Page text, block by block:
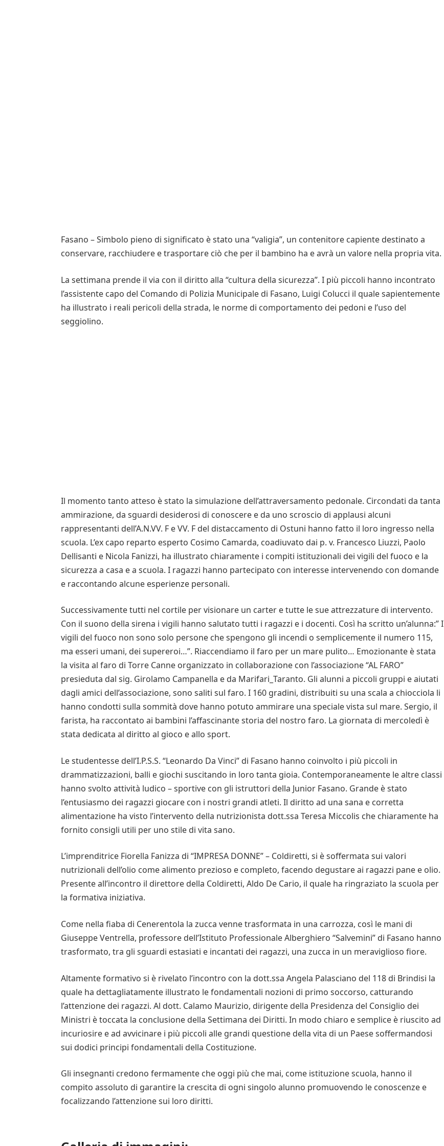
Fasano – Simbolo pieno di significato è stato una “valigia”, un contenitore capiente destinato a
conservare, racchiudere e trasportare ciò che per il bambino ha e avrà un valore nella propria vita.
La settimana prende il via con il diritto alla “cultura della sicurezza”. I più piccoli hanno incontrato
l’assistente capo del Comando di Polizia Municipale di Fasano, Luigi Colucci il quale sapientemente
ha illustrato i reali pericoli della strada, le norme di comportamento dei pedoni e l’uso del
seggiolino.
Il momento tanto atteso è stato la simulazione dell’attraversamento pedonale. Circondati da tanta
ammirazione, da sguardi desiderosi di conoscere e da uno scroscio di applausi alcuni
rappresentanti dell’A.N.VV. F e VV. F del distaccamento di Ostuni hanno fatto il loro ingresso nella
scuola. L’ex capo reparto esperto Cosimo Camarda, coadiuvato dai p. v. Francesco Liuzzi, Paolo
Dellisanti e Nicola Fanizzi, ha illustrato chiaramente i compiti istituzionali dei vigili del fuoco e la
sicurezza a casa e a scuola. I ragazzi hanno partecipato con interesse intervenendo con domande
e raccontando alcune esperienze personali.
Successivamente tutti nel cortile per visionare un carter e tutte le sue attrezzature di intervento.
Con il suono della sirena i vigili hanno salutato tutti i ragazzi e i docenti. Così ha scritto un’alunna:” I
vigili del fuoco non sono solo persone che spengono gli incendi o semplicemente il numero 115,
ma esseri umani, dei supereroi…”. Riaccendiamo il faro per un mare pulito… Emozionante è stata
la visita al faro di Torre Canne organizzato in collaborazione con l’associazione “AL FARO”
presieduta dal sig. Girolamo Campanella e da Marifari_Taranto. Gli alunni a piccoli gruppi e aiutati
dagli amici dell’associazione, sono saliti sul faro. I 160 gradini, distribuiti su una scala a chiocciola li
hanno condotti sulla sommità dove hanno potuto ammirare una speciale vista sul mare. Sergio, il
farista, ha raccontato ai bambini l’affascinante storia del nostro faro. La giornata di mercoledì è
stata dedicata al diritto al gioco e allo sport.
Le studentesse dell’I.P.S.S. “Leonardo Da Vinci” di Fasano hanno coinvolto i più piccoli in
drammatizzazioni, balli e giochi suscitando in loro tanta gioia. Contemporaneamente le altre classi
hanno svolto attività ludico – sportive con gli istruttori della Junior Fasano. Grande è stato
l’entusiasmo dei ragazzi giocare con i nostri grandi atleti. Il diritto ad una sana e corretta
alimentazione ha visto l’intervento della nutrizionista dott.ssa Teresa Miccolis che chiaramente ha
fornito consigli utili per uno stile di vita sano.
L’imprenditrice Fiorella Fanizza di “IMPRESA DONNE” – Coldiretti, si è soffermata sui valori
nutrizionali dell’olio come alimento prezioso e completo, facendo degustare ai ragazzi pane e olio.
Presente all’incontro il direttore della Coldiretti, Aldo De Cario, il quale ha ringraziato la scuola per
la formativa iniziativa.
Come nella fiaba di Cenerentola la zucca venne trasformata in una carrozza, così le mani di
Giuseppe Ventrella, professore dell’Istituto Professionale Alberghiero “Salvemini” di Fasano hanno
trasformato, tra gli sguardi estasiati e incantati dei ragazzi, una zucca in un meraviglioso fiore.
Altamente formativo si è rivelato l’incontro con la dott.ssa Angela Palasciano del 118 di Brindisi la
quale ha dettagliatamente illustrato le fondamentali nozioni di primo soccorso, catturando
l’attenzione dei ragazzi. Al dott. Calamo Maurizio, dirigente della Presidenza del Consiglio dei
Ministri è toccata la conclusione della Settimana dei Diritti. In modo chiaro e semplice è riuscito ad
incuriosire e ad avvicinare i più piccoli alle grandi questione della vita di un Paese soffermandosi
sui dodici principi fondamentali della Costituzione.
Gli insegnanti credono fermamente che oggi più che mai, come istituzione scuola, hanno il
compito assoluto di garantire la crescita di ogni singolo alunno promuovendo le conoscenze e
focalizzando l’attenzione sui loro diritti.